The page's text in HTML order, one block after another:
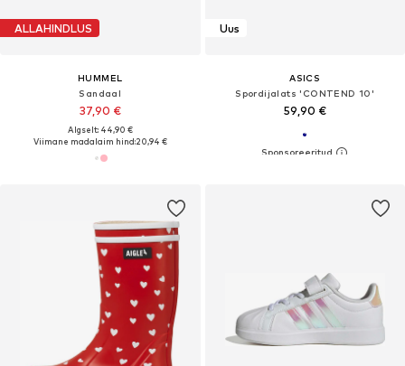
ALLAHINDLUS
HUMMEL
Sandaal
37,90 €
Algselt: 44,90 €
Viimane madalaim hind:20,94 €
Uus
ASICS
Spordijalats 'CONTEND 10'
59,90 €